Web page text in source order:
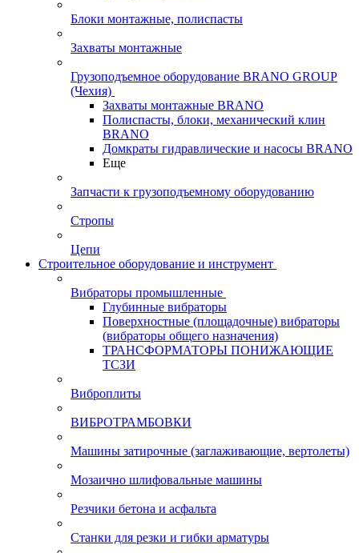
Блоки монтажные, полиспасты
Захваты монтажные
Грузоподъемное оборудование BRANO GROUP
(Чехия)
Захваты монтажные BRANO
Полиспасты, блоки, механический клин
BRANO
Домкраты гидравлические и насосы BRANO
Еще
Запчасти к грузоподъемному оборудованию
Стропы
Цепи
Строительное оборудование и инструмент
Вибраторы промышленные
Глубинные вибраторы
Поверхностные (площадочные) вибраторы
(вибраторы общего назначения)
ТРАНСФОРМАТОРЫ ПОНИЖАЮЩИЕ
ТСЗИ
Виброплиты
ВИБРОТРАМБОВКИ
Машины затирочные (заглаживающие, вертолеты)
Мозаично шлифовальные машины
Резчики бетона и асфальта
Станки для резки и гибки арматуры